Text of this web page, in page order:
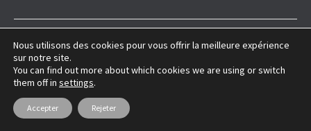
Nous utilisons des cookies pour vous offrir la meilleure expérience
sur notre site.
You can find out more about which cookies we are using or switch
them off in settings.
Accepter Rejeter